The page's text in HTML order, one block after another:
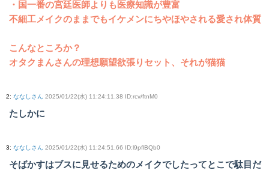
・国一番の宮廷医師よりも医療知識が豊富
不細工メイクのままでもイケメンにちやほやされる愛され体質
こんなところか？
オタクまんさんの理想願望欲張りセット、それが猫猫
2: ななしさん 2025/01/22(水) 11:24:11.38 ID:rcv/ftnM0
たしかに
3: ななしさん 2025/01/22(水) 11:24:51.66 ID:l9pflBQb0
そばかすはブスに見せるためのメイクでしたってとこで駄目だ